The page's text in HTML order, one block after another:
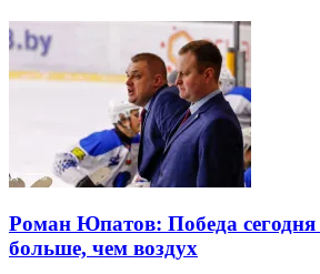
Роман Юпатов: Победа
больше, чем воздух